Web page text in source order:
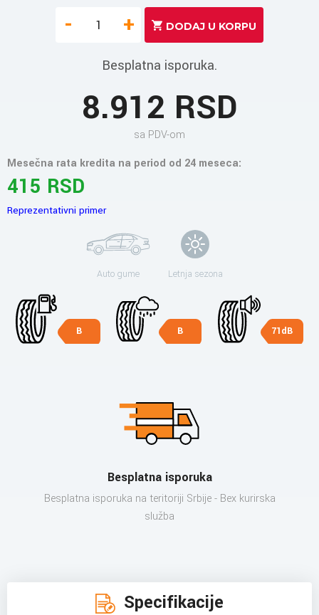
- +
Besplatna isporuka.
8.912 RSD
sa PDV-om
Mesečna rata kredita na period od 24 meseca:
415 RSD
Reprezentativni primer
Auto gume Letnja sezona
B B 71dB
Besplatna isporuka
Besplatna isporuka na teritoriji Srbije - Bex kurirska
služba
Specifikacije